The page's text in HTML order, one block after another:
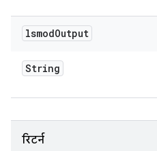
lsmodOutput
String
रिटर्न